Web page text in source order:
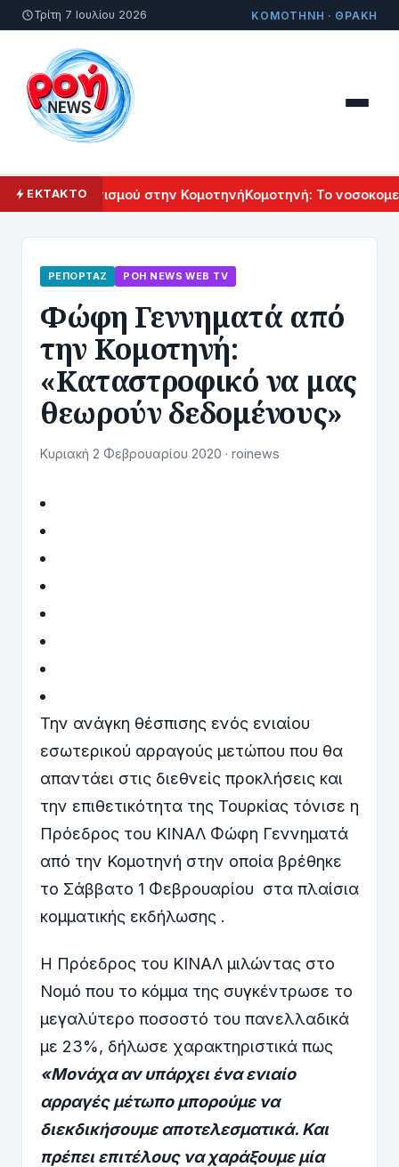
Τρίτη 7 Ιουλίου 2026 ΚΟΜΟΤΗΝΗ · ΘΡΑΚΗ
ΕΚΤΑΚΤΟ
Πολιτισμού στην ΚομοτηνήΚομοτηνή: Το νοσοκομείο
ΡΕΠΟΡΤΆΖ ΡΟΗ ΝEWS WEB TV
Φώφη Γεννηματά από
την Κομοτηνή:
«Καταστροφικό να μας
θεωρούν δεδομένους»
Κυριακή 2 Φεβρουαρίου 2020 · roinews
Την ανάγκη θέσπισης ενός ενιαίου
εσωτερικού αρραγούς μετώπου που θα
απαντάει στις διεθνείς προκλήσεις και
την επιθετικότητα της Τουρκίας τόνισε η
Πρόεδρος του ΚΙΝΑΛ Φώφη Γεννηματά
από την Κομοτηνή στην οποία βρέθηκε
το Σάββατο 1 Φεβρουαρίου στα πλαίσια
κομματικής εκδήλωσης .
Η Πρόεδρος του ΚΙΝΑΛ μιλώντας στο
Νομό που το κόμμα της συγκέντρωσε το
μεγαλύτερο ποσοστό του πανελλαδικά
με 23%, δήλωσε χαρακτηριστικά πως
«Μονάχα αν υπάρχει ένα ενιαίο
αρραγές μέτωπο μπορούμε να
διεκδικήσουμε αποτελεσματικά. Και
πρέπει επιτέλους να χαράξουμε μία